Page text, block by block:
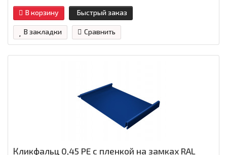
В корзину Быстрый заказ
В закладки Сравнить
Кликфальц 0,45 PE с пленкой на замках RAL